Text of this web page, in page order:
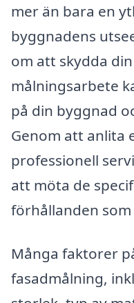
mer än bara en
byggnadens
om att skydda
målningsarbete
på din byggnad
Genom att anlita
professionell
att möta de
förhållanden
Många faktorer
fasadmålning,